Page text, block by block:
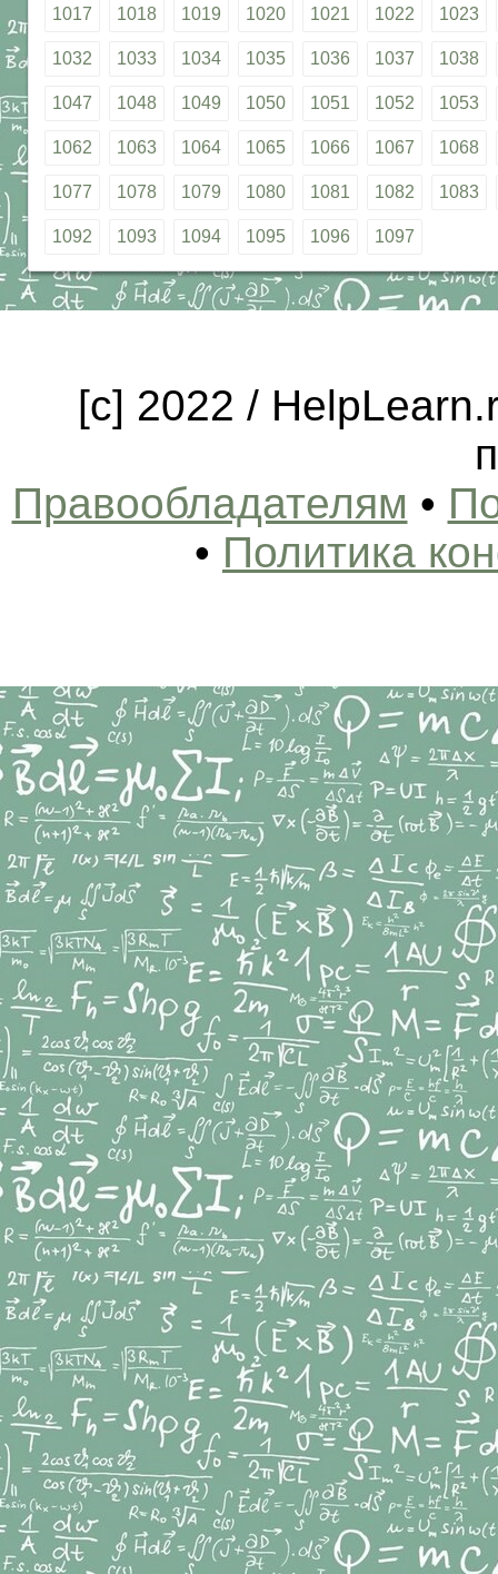
1017 1018 1019 1020 1021 1022 1023
1032 1033 1034 1035 1036 1037 1038
1047 1048 1049 1050 1051 1052 1053
1062 1063 1064 1065 1066 1067 1068
1077 1078 1079 1080 1081 1082 1083
1092 1093 1094 1095 1096 1097
[c] 2022 /
Правообладателям •
• Политика